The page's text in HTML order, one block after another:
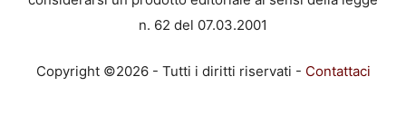
n. 62 del 07.03.2001
Copyright ©2026 - Tutti i diritti riservati - Contattaci